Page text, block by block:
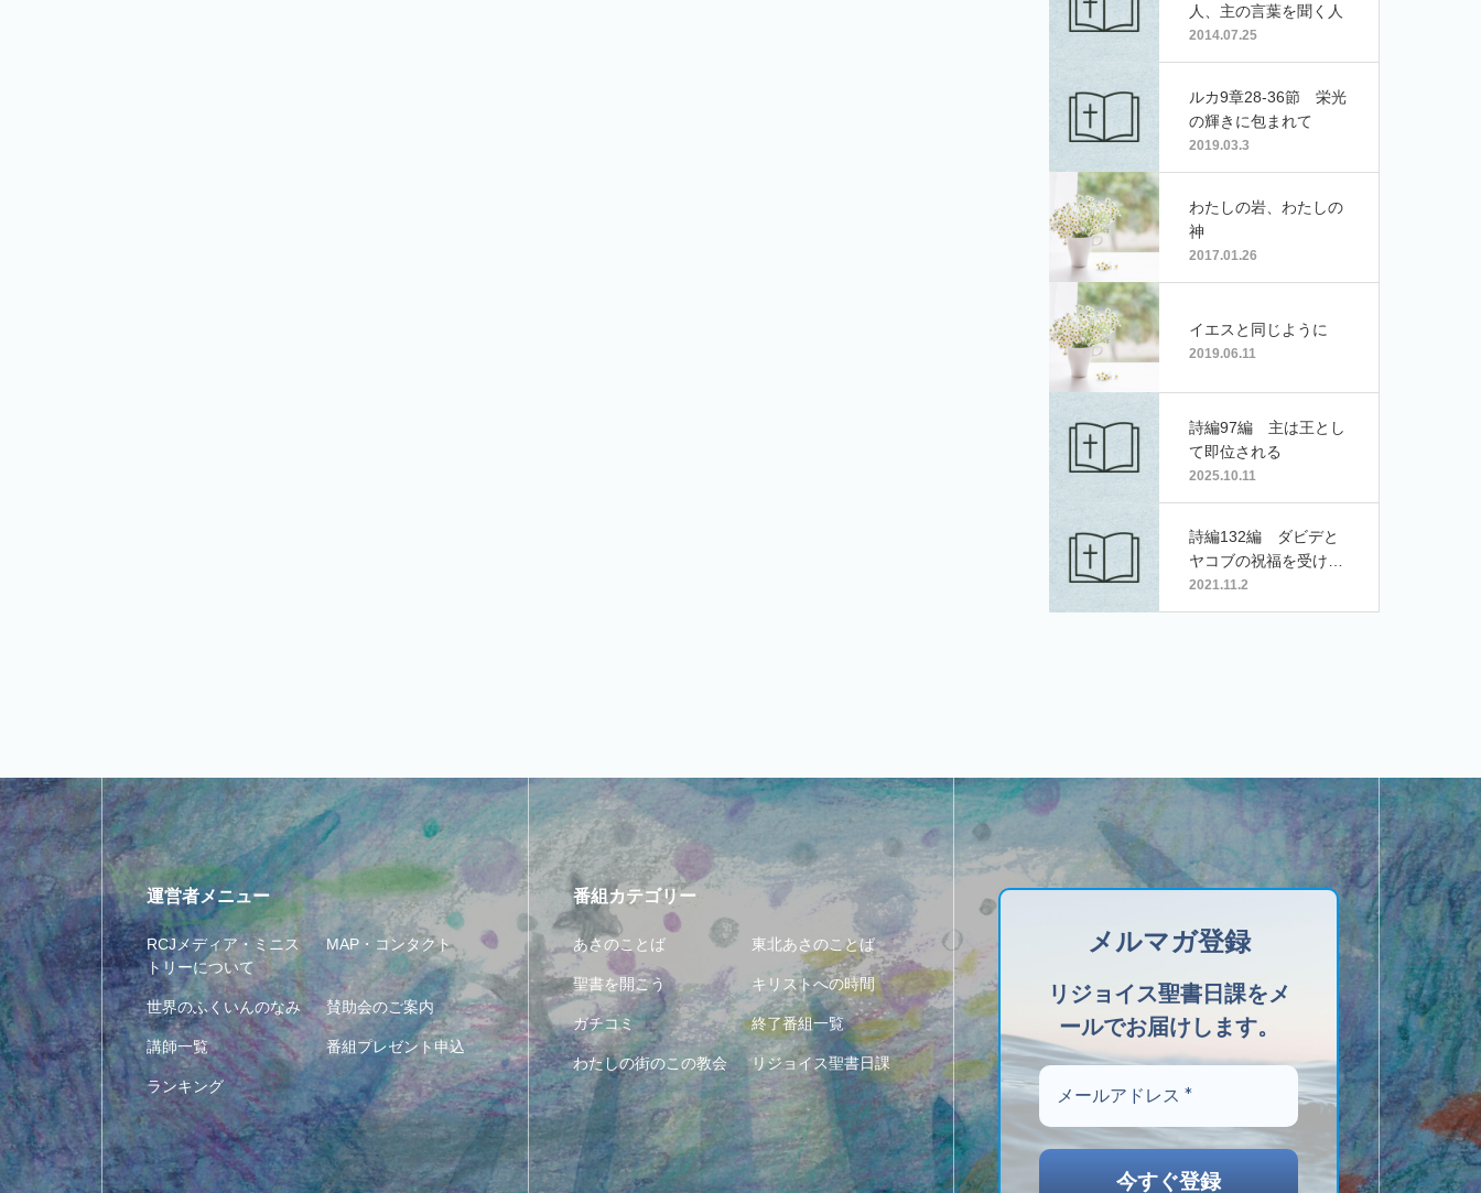
人、主の言葉を聞く人
2014.07.25
ルカ9章28-36節 栄光
の輝きに包まれて
2019.03.3
わたしの岩、わたしの
神
2017.01.26
イエスと同じように
2019.06.11
詩編97編 主は王とし
て即位される
2025.10.11
詩編132編 ダビデと
ヤコブの祝福を受け継
ぐ者
2021.11.2
運営者メニュー
RCJメディア・ミニス
トリーについて
MAP・コンタクト
世界のふくいんのなみ 賛助会のご案内
講師一覧 番組プレゼント申込
ランキング
番組カテゴリー
あさのことば 東北あさのことば
聖書を開こう キリストへの時間
ガチコミ 終了番組一覧
わたしの街のこの教会 リジョイス聖書日課
メルマガ登録
リジョイス聖書日課をメ
ールでお届けします。